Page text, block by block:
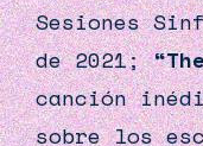
Sesiones
de 2021;
canción
sobrelos